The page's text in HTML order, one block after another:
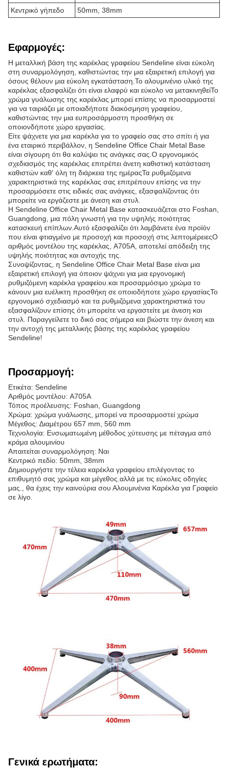
Κεντρικό γήπεδο
50mm, 38mm
Εφαρμογές:
Η μεταλλική βάση της καρέκλας γραφείου Sendeline είναι εύκολη
στη συναρμολόγηση, καθιστώντας την μια εξαιρετική επιλογή για
όσους θέλουν μια εύκολη εγκατάσταση.Το αλουμινένιο υλικό της
καρέκλας εξασφαλίζει ότι είναι ελαφρύ και εύκολο να μετακινηθείΤο
χρώμα γυάλωσης της καρέκλας μπορεί επίσης να προσαρμοστεί
για να ταιριάζει με οποιαδήποτε διακόσμηση γραφείου,
καθιστώντας την μια ευπροσάρμοστη προσθήκη σε
οποιονδήποτε χώρο εργασίας.
Είτε ψάχνετε για μια καρέκλα για το γραφείο σας στο σπίτι ή για
ένα εταιρικό περιβάλλον, η Sendeline Office Chair Metal Base
είναι σίγουρη ότι θα καλύψει τις ανάγκες σας.Ο εργονομικός
σχεδιασμός της καρέκλας επιτρέπει άνετη καθιστική κατάσταση
καθιστών καθ' όλη τη διάρκεια της ημέραςΤα ρυθμιζόμενα
χαρακτηριστικά της καρέκλας σας επιτρέπουν επίσης να την
προσαρμόσετε στις ειδικές σας ανάγκες, εξασφαλίζοντας ότι
μπορείτε να εργάζεστε με άνεση και στυλ.
Η Sendeline Office Chair Metal Base κατασκευάζεται στο Foshan,
Guangdong, μια πόλη γνωστή για την υψηλής ποιότητας
κατασκευή επίπλων.Αυτό εξασφαλίζει ότι λαμβάνετε ένα προϊόν
που είναι φτιαγμένο με προσοχή και προσοχή στις λεπτομέρειεςΟ
αριθμός μοντέλου της καρέκλας, A705A, αποτελεί απόδειξη της
υψηλής ποιότητας και αντοχής της.
Συνοψίζοντας, η Sendeline Office Chair Metal Base είναι μια
εξαιρετική επιλογή για όποιον ψάχνει για μια εργονομική
ρυθμιζόμενη καρέκλα γραφείου.και προσαρμόσιμο χρώμα το
κάνουν μια ευέλικτη προσθήκη σε οποιοδήποτε χώρο εργασίαςΤο
εργονομικό σχεδιασμό και τα ρυθμιζόμενα χαρακτηριστικά του
εξασφαλίζουν επίσης ότι μπορείτε να εργαστείτε με άνεση και
στυλ. Παραγγείλετε το δικό σας σήμερα και βιώστε την άνεση και
την αντοχή της μεταλλικής βάσης της καρέκλας γραφείου
Sendeline!
Προσαρμογή:
Ετικέτα: Sendeline
Αριθμός μοντέλου: A705A
Τόπος προέλευσης: Foshan, Guangdong
Χρώμα: χρώμα γυάλωσης, μπορεί να προσαρμοστεί χρώμα
Μέγεθος: Διαμέτρου 657 mm, 560 mm
Τεχνολογία: Ενσωματωμένη μέθοδος χύτευσης με πέταγμα από
κράμα αλουμινίου
Απαιτείται συναρμολόγηση: Ναι
Κεντρικό πεδίο: 50mm, 38mm
Δημιουργήστε την τέλεια καρέκλα γραφείου επιλέγοντας το
επιθυμητό σας χρώμα και μέγεθος.αλλά με τις εύκολες οδηγίες
μας., θα έχεις την καινούρια σου Αλουμινένια Καρέκλα για Γραφείο
σε λίγο.
Γενικά ερωτήματα: